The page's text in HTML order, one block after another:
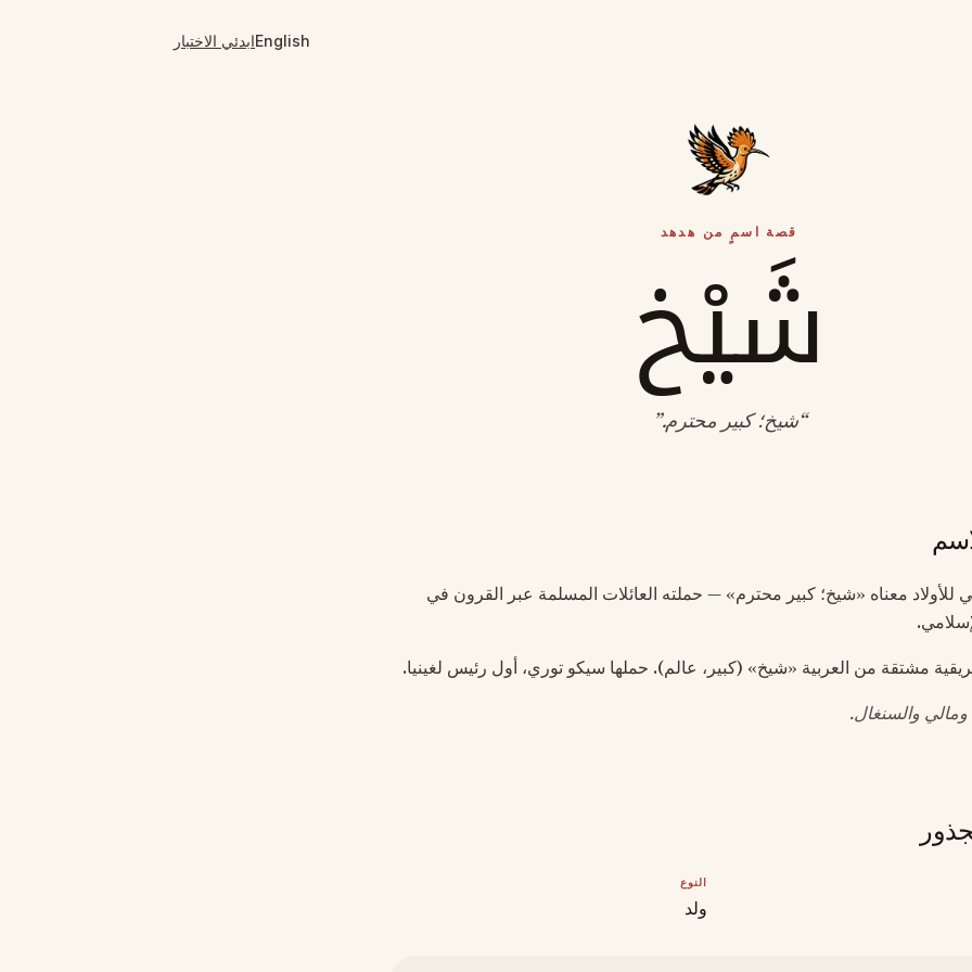
Englishابدئي الاختبار
قصة اسمٍ من هدهد
شَيْخ
“شيخ؛ كبير محترم.”
معناه «شيخ؛ كبير محترم» — حملته العائلات المسلمة عبر القرون في
مشتقة من العربية «شيخ» (كبير، عالم). حملها سيكو توري، أول رئيس لغينيا.
ومالي والسنغال.
النوع
ولد